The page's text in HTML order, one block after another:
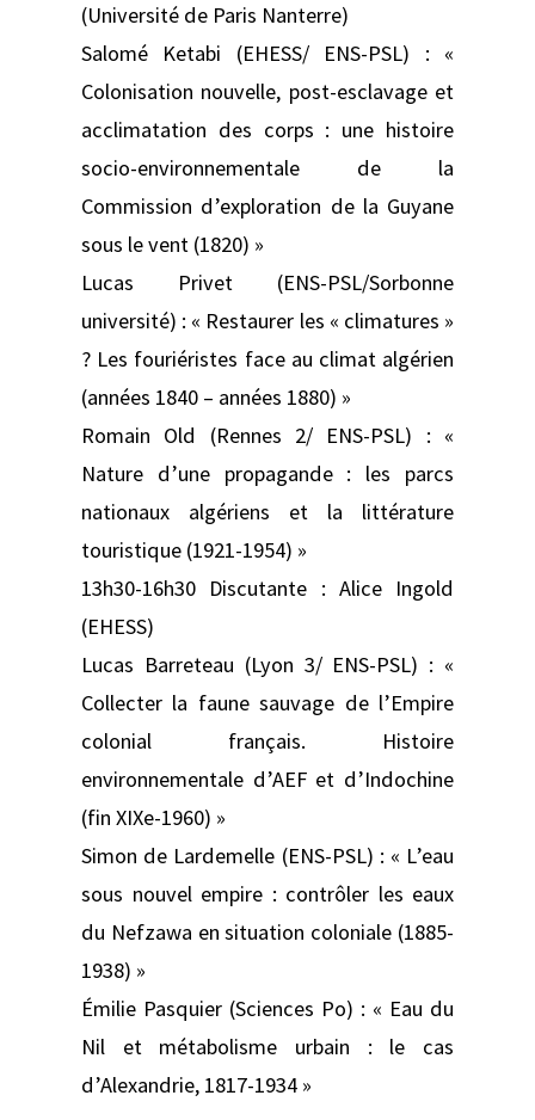
(Université de Paris Nanterre)
Salomé Ketabi (EHESS/ ENS-PSL) : «
Colonisation nouvelle, post-esclavage et
acclimatation des corps : une histoire
socio-environnementale de la
Commission d’exploration de la Guyane
sous le vent (1820) »
Lucas Privet (ENS-PSL/Sorbonne
université) : « Restaurer les « climatures »
? Les fouriéristes face au climat algérien
(années 1840 – années 1880) »
Romain Old (Rennes 2/ ENS-PSL) : «
Nature d’une propagande : les parcs
nationaux algériens et la littérature
touristique (1921-1954) »
13h30-16h30 Discutante : Alice Ingold
(EHESS)
Lucas Barreteau (Lyon 3/ ENS-PSL) : «
Collecter la faune sauvage de l’Empire
colonial français. Histoire
environnementale d’AEF et d’Indochine
(fin XIXe-1960) »
Simon de Lardemelle (ENS-PSL) : « L’eau
sous nouvel empire : contrôler les eaux
du Nefzawa en situation coloniale (1885-
1938) »
Émilie Pasquier (Sciences Po) : « Eau du
Nil et métabolisme urbain : le cas
d’Alexandrie, 1817-1934 »